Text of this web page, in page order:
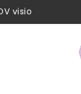
visio